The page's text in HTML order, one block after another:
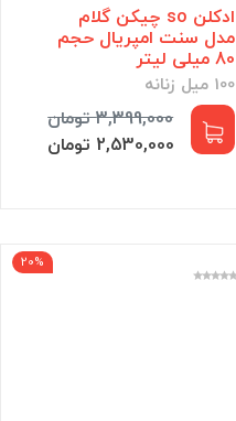
ادکلن so چیکن گلام
مدل سنت امپریال حجم
80 میلی لیتر
100 میل زنانه
3,399,000 تومان
2,530,000 تومان
20%